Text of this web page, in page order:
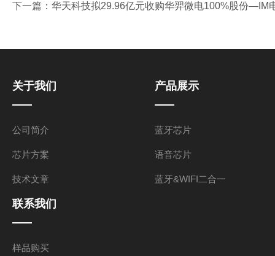
下一篇： 华天科技拟29.96亿元收购华羿微电100%股份—IM
关于我们
公司简介
芯片方案
技术文章
产品展示
蓝牙芯片
语音芯片
蓝牙&WIFI二合一
联系我们
样品购买